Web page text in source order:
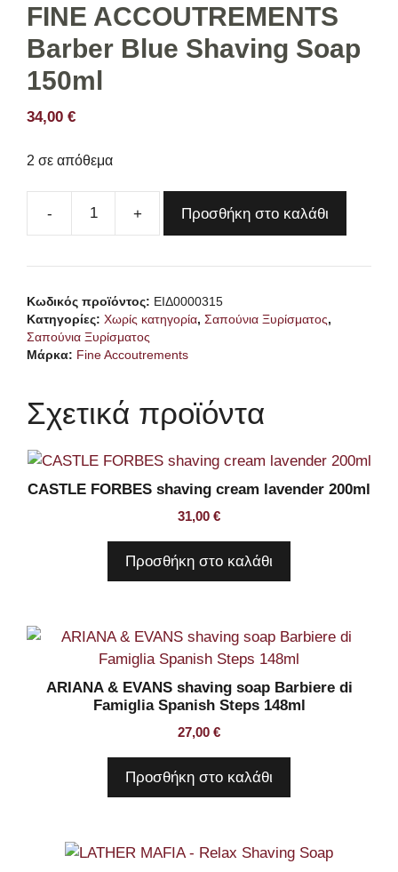
FINE ACCOUTREMENTS
Barber Blue Shaving Soap
150ml
34,00 €
2 σε απόθεμα
FINE
Barber
Shaving
150ml
Προσθήκη στο καλάθι
Κωδικός προϊόντος: ΕΙΔ0000315
Κατηγορίες: Χωρίς κατηγορία, Σαπούνια Ξυρίσματος,
Σαπούνια Ξυρίσματος
Μάρκα: Fine Accoutrements
Σχετικά προϊόντα
CASTLE FORBES shaving cream lavender 200ml
31,00 €
Προσθήκη στο καλάθι
ARIANA & EVANS shaving soap Barbiere di
Famiglia Spanish Steps 148ml
27,00 €
Προσθήκη στο καλάθι